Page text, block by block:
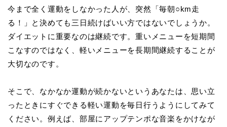
今まで全く運動をしなかった人が、突然「毎朝○km走
る！」と決めても三日続けばいい方ではないでしょうか。
ダイエットに重要なのは継続です。重いメニューを短期間
こなすのではなく、軽いメニューを長期間継続することが
大切なのです。
そこで、なかなか運動が続かないというあなたは、思い立
ったときにすぐできる軽い運動を毎日行うようにしてみて
ください。例えば、部屋にアップテンポな音楽をかけなが